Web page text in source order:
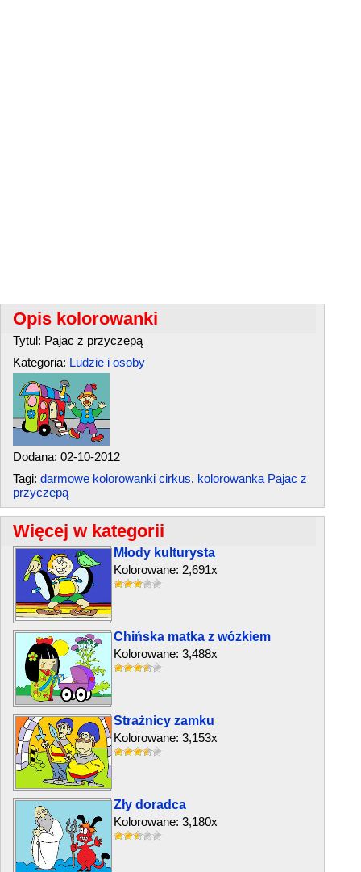
Opis kolorowanki
Tytul: Pajac z przyczepą
Kategoria: Ludzie i osoby
Dodana: 02-10-2012
Tagi: darmowe kolorowanki cirkus, kolorowanka Pajac z
przyczepą
Więcej w kategorii
Młody kulturysta
Kolorowane: 2,691x
Chińska matka z wózkiem
Kolorowane: 3,488x
Strażnicy zamku
Kolorowane: 3,153x
Zły doradca
Kolorowane: 3,180x